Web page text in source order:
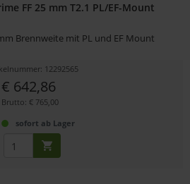
FF 25 mm T2.1 PL/EF-Mount
Brennweite mit PL und EF Mount
12292565
€ 642,86
Brutto: € 765,00
sofort ab Lager